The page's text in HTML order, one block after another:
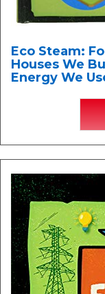
Eco Steam:
Houses We
Energy We